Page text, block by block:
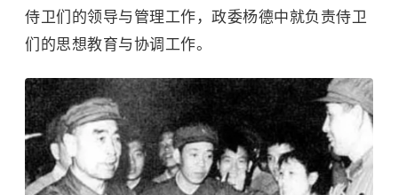
侍卫们的领导与管理工作，政委杨德中就负责侍卫
们的思想教育与协调工作。